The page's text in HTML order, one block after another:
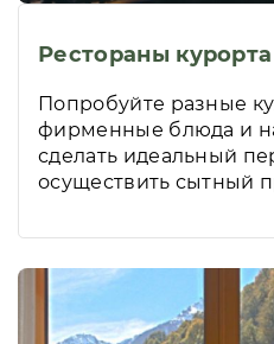
Рестораны
Попробуйте разные
фирменные блюда и
сделать идеальный
осуществить сытный